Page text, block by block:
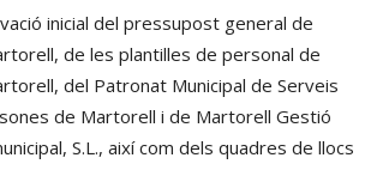
inicial del pressupost general de
de les plantilles de personal de
del Patronat Municipal de Serveis
de Martorell i de Martorell Gestió
S.L., així com dels quadres de llocs